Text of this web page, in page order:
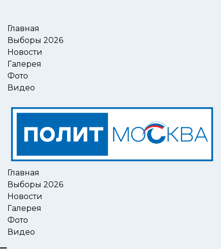
Главная
Выборы 2026
Новости
Галерея
Фото
Видео
Главная
Выборы 2026
Новости
Галерея
Фото
Видео